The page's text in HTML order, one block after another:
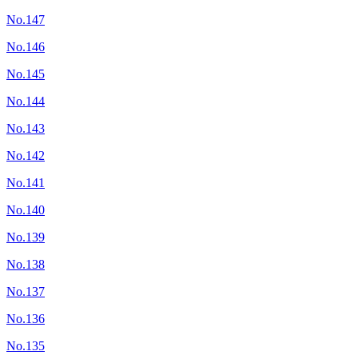
No.147
No.146
No.145
No.144
No.143
No.142
No.141
No.140
No.139
No.138
No.137
No.136
No.135